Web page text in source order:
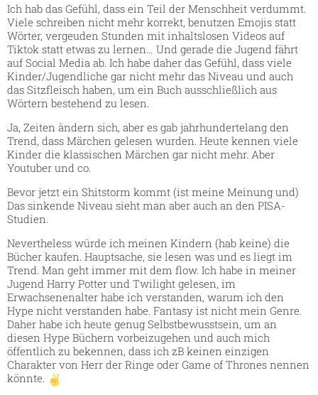
Ich hab das Gefühl, dass ein Teil der Menschheit verdummt.
Viele schreiben nicht mehr korrekt, benutzen Emojis statt
Wörter, vergeuden Stunden mit inhaltslosen Videos auf
Tiktok statt etwas zu lernen… Und gerade die Jugend fährt
auf Social Media ab. Ich habe daher das Gefühl, dass viele
Kinder/Jugendliche gar nicht mehr das Niveau und auch
das Sitzfleisch haben, um ein Buch ausschließlich aus
Wörtern bestehend zu lesen.
Ja, Zeiten ändern sich, aber es gab jahrhundertelang den
Trend, dass Märchen gelesen wurden. Heute kennen viele
Kinder die klassischen Märchen gar nicht mehr. Aber
Youtuber und co.
Bevor jetzt ein Shitstorm kommt (ist meine Meinung und)
Das sinkende Niveau sieht man aber auch an den PISA-
Studien.
Nevertheless würde ich meinen Kindern (hab keine) die
Bücher kaufen. Hauptsache, sie lesen was und es liegt im
Trend. Man geht immer mit dem flow. Ich habe in meiner
Jugend Harry Potter und Twilight gelesen, im
Erwachsenenalter habe ich verstanden, warum ich den
Hype nicht verstanden habe. Fantasy ist nicht mein Genre.
Daher habe ich heute genug Selbstbewusstsein, um an
diesen Hype Büchern vorbeizugehen und auch mich
öffentlich zu bekennen, dass ich zB keinen einzigen
Charakter von Herr der Ringe oder Game of Thrones nennen
könnte.